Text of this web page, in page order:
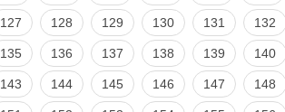
127 128 129 130 131 132
135 136 137 138 139 140
143 144 145 146 147 148